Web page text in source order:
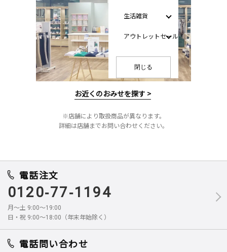
生活雑貨
アウトレットセール
閉じる
お近くのおみせを探す >
※店舗により取扱商品が異なります。
詳細は店舗までお問い合わせください。
電話注文
0120-77-1194
月～土 9:00～19:00
日・祝 9:00～18:00（年末年始除く）
電話問い合わせ